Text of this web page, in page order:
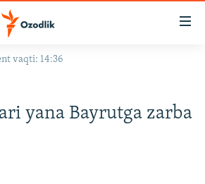
vaqti: 14:36
yana Bayrutga zarba